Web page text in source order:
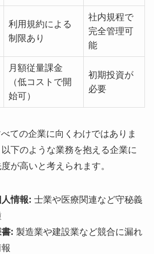
利用規約による
制限あり
社内規程で
完全管理可
能
月額従量課金
（低コストで開
始可）
初期投資が
必要
ての企業に向くわけではありま
下のような業務を抱える企業に
が高いと考えられます。
情報: 士業や医療関連など守秘義
: 製造業や建設業など競合に漏れ